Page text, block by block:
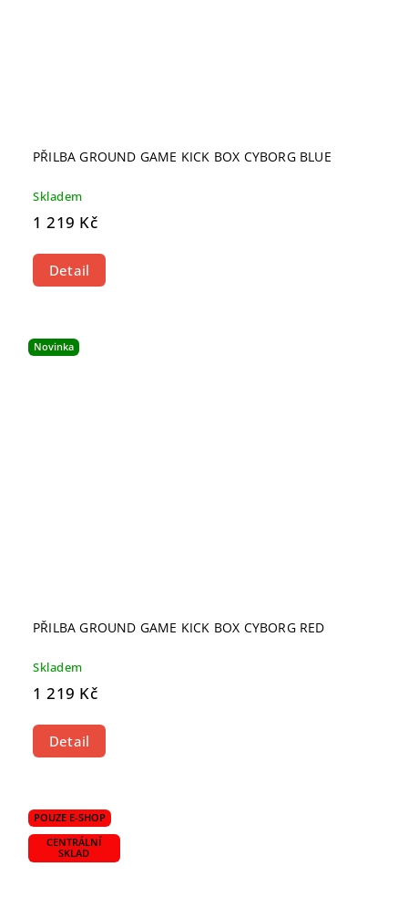
PŘILBA GROUND GAME KICK BOX CYBORG BLUE
Skladem
1 219 Kč
Detail
Novinka
PŘILBA GROUND GAME KICK BOX CYBORG RED
Skladem
1 219 Kč
Detail
POUZE E-SHOP
CENTRÁLNÍ
SKLAD